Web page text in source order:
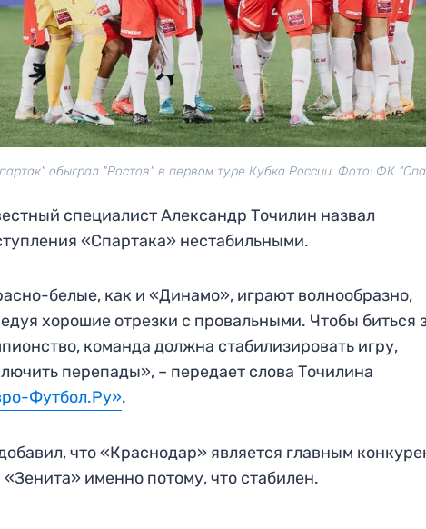
обыграл "Ростов" в первом туре Кубка России. Фото: ФК
специалист Александр Точилин назвал
«Спартака» нестабильными.
белые, как и «Динамо», играют волнообразно,
хорошие отрезки с провальными. Чтобы биться
команда должна стабилизировать игру,
перепады», – передает слова Точилина
Футбол.Ру».
что «Краснодар» является главным
«Зенита» именно потому, что стабилен.